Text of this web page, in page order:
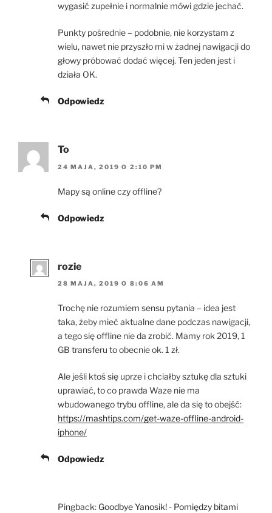
wygasić zupełnie i normalnie mówi gdzie jechać.
Punkty pośrednie – podobnie, nie korzystam z
wielu, nawet nie przyszło mi w żadnej nawigacji do
głowy próbować dodać więcej. Ten jeden jest i
działa OK.
Odpowiedz
To
24 MAJA, 2019 O 2:10 PM
Mapy są online czy offline?
Odpowiedz
rozie
28 MAJA, 2019 O 8:06 AM
Trochę nie rozumiem sensu pytania – idea jest
taka, żeby mieć aktualne dane podczas nawigacji,
a tego się offline nie da zrobić. Mamy rok 2019, 1
GB transferu to obecnie ok. 1 zł.
Ale jeśli ktoś się uprze i chciałby sztukę dla sztuki
uprawiać, to co prawda Waze nie ma
wbudowanego trybu offline, ale da się to obejść:
https://mashtips.com/get-waze-offline-android-
iphone/
Odpowiedz
Pingback: Goodbye Yanosik! - Pomiędzy bitami